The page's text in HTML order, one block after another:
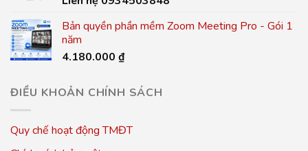
Bản quyền phần mềm Zoom Meeting Pro - Gói 1
năm
4.180.000 ₫
ĐIỀU KHOẢN CHÍNH SÁCH
Quy chế hoạt động TMĐT